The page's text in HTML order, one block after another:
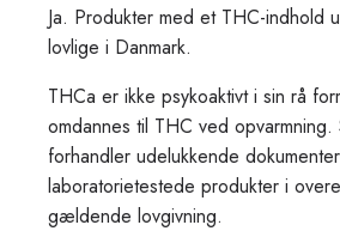
Ja. Produkter med et THC-indhold
lovlige i Danmark.
THCa er ikke psykoaktivt i sin rå
omdannes til THC ved
forhandler udelukkende
laboratorietestede produkter i
gældende lovgivning.